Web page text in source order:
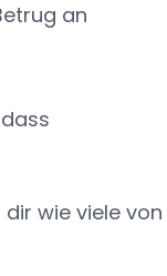
an
wie viele von